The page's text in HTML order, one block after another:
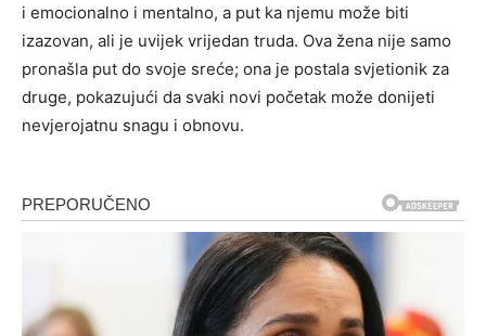
i emocionalno i mentalno, a put ka njemu može biti
izazovan, ali je uvijek vrijedan truda. Ova žena nije samo
pronašla put do svoje sreće; ona je postala svjetionik za
druge, pokazujući da svaki novi početak može donijeti
nevjerojatnu snagu i obnovu.